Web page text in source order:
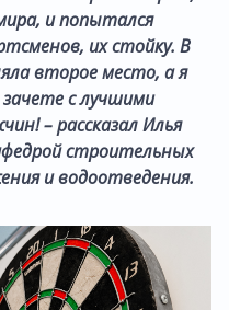
и попытался
их стойку. В
второе место, а я
с лучшими
– рассказал Илья
строительных
и водоотведения.